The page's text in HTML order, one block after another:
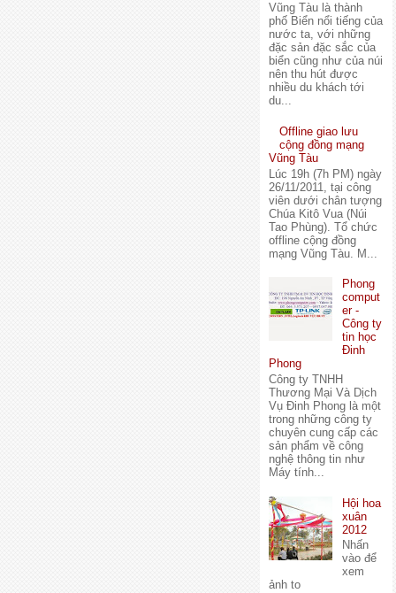
Vũng Tàu là thành
phố Biển nổi tiếng của
nước ta, với những
đặc sản đặc sắc của
biển cũng như của núi
nên thu hút được
nhiều du khách tới
du...
Offline giao lưu
cộng đồng mạng
Vũng Tàu
Lúc 19h (7h PM) ngày
26/11/2011, tại công
viên dưới chân tượng
Chúa Kitô Vua (Núi
Tao Phùng). Tổ chức
offline cộng đồng
mạng Vũng Tàu. M...
Phong
comput
er -
Công ty
tin học
Đinh
Phong
Công ty TNHH
Thương Mại Và Dịch
Vụ Đinh Phong là một
trong những công ty
chuyên cung cấp các
sản phẩm về công
nghệ thông tin như
Máy tính...
Hội hoa
xuân
2012
Nhấn
vào để
xem
ảnh to